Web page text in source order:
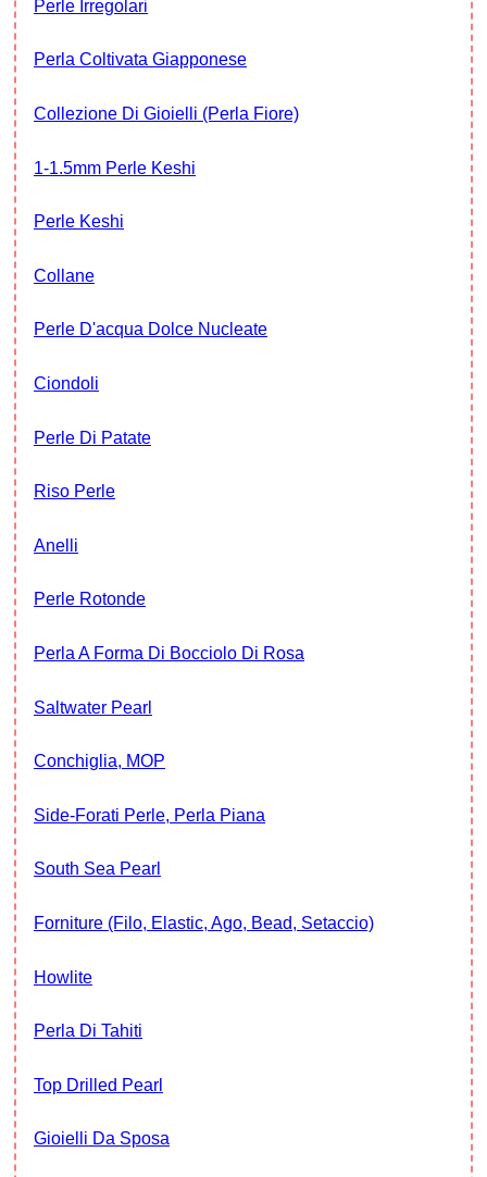
Perle Irregolari
Perla Coltivata Giapponese
Collezione Di Gioielli (Perla Fiore)
1-1.5mm Perle Keshi
Perle Keshi
Collane
Perle D'acqua Dolce Nucleate
Ciondoli
Perle Di Patate
Riso Perle
Anelli
Perle Rotonde
Perla A Forma Di Bocciolo Di Rosa
Saltwater Pearl
Conchiglia, MOP
Side-Forati Perle, Perla Piana
South Sea Pearl
Forniture (filo, Elastic, Ago, Bead, Setaccio)
Howlite
Perla Di Tahiti
Top Drilled Pearl
Gioielli Da Sposa